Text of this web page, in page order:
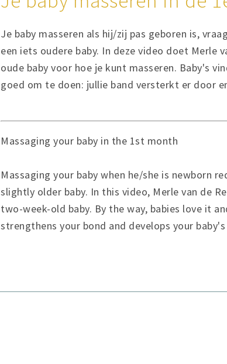
Je baby masseren als hij/zij pas geboren is,
een iets oudere baby. In deze video doet Merle
oude baby voor hoe je kunt masseren. Baby's
goed om te doen: jullie band versterkt er door
Massaging your baby in the 1st month
Massaging your baby when he/she is newborn
slightly older baby. In this video, Merle van de
two-week-old baby. By the way, babies love it
strengthens your bond and develops your